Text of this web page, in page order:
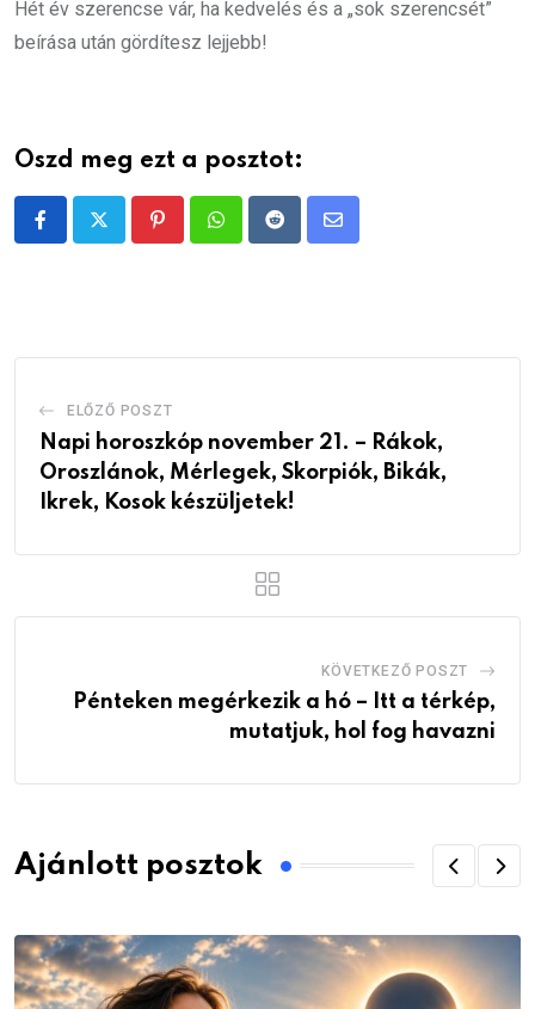
Hét év szerencse vár, ha kedvelés és a „sok szerencsét”
beírása után gördítesz lejjebb!
Oszd meg ezt a posztot:
PinterestWhatsappRedditShare
ELŐZŐ POSZT
Napi horoszkóp november 21. – Rákok,
Oroszlánok, Mérlegek, Skorpiók, Bikák,
Ikrek, Kosok készüljetek!
KÖVETKEZŐ POSZT
Pénteken megérkezik a hó – Itt a térkép,
mutatjuk, hol fog havazni
Ajánlott posztok